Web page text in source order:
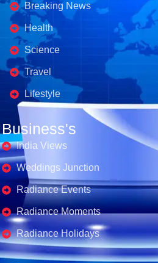
Breaking News
Health
Science
Travel
Lifestyle
Business's
India Views
Weddings Junction
Radiance Events
Radiance Moments
Radiance Holidays